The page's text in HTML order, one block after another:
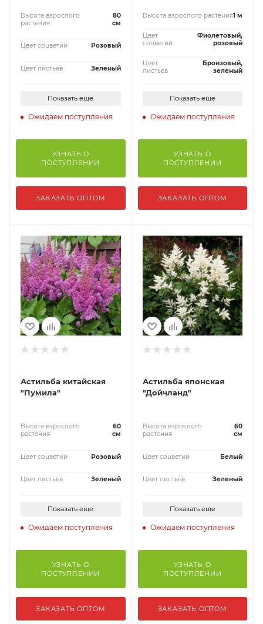
Высота взрослого
растения
80
см
Цвет соцветий Розовый
Цвет листьев Зеленый
Показать еще
Ожидаем поступления
УЗНАТЬ О
ПОСТУПЛЕНИИ
ЗАКАЗАТЬ ОПТОМ
Высота взрослого растения1 м
Цвет
соцветий
Фиолетовый,
розовый
Цвет
листьев
Бронзовый,
зеленый
Показать еще
Ожидаем поступления
УЗНАТЬ О
ПОСТУПЛЕНИИ
ЗАКАЗАТЬ ОПТОМ
Астильба китайская
"Пумила"
Высота взрослого
растения
60
см
Цвет соцветий Розовый
Цвет листьев Зеленый
Показать еще
Ожидаем поступления
УЗНАТЬ О
ПОСТУПЛЕНИИ
ЗАКАЗАТЬ ОПТОМ
Астильба японская
"Дойчланд"
Высота взрослого
растения
60
см
Цвет соцветий Белый
Цвет листьев Зеленый
Показать еще
Ожидаем поступления
УЗНАТЬ О
ПОСТУПЛЕНИИ
ЗАКАЗАТЬ ОПТОМ